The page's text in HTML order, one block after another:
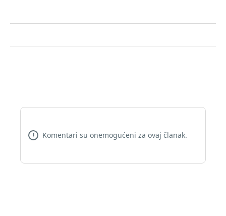
! Komentari su onemogućeni za ovaj članak.